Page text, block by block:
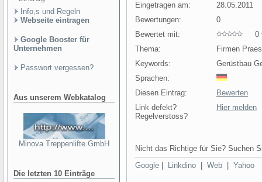
Info,s und Regeln
Webseite eintragen
Google Booster für
Unternehmen
Passwort vergessen?
Aus unserem Webkatalog
Minova Treppenlifte GmbH
Die letzten 10 Einträge
Eingetragen am:
28.05.2011
Bewertungen:
0
Bewertet mit:
0
Thema:
Firmen
Keywords:
Gerüstbau
Sprachen:
Diesen Eintrag:
Bewerten
Link defekt?
Regelverstoss?
Hier melden
Nicht das Richtige für Sie? Suchen
Google
Linkdino Web Yahoo